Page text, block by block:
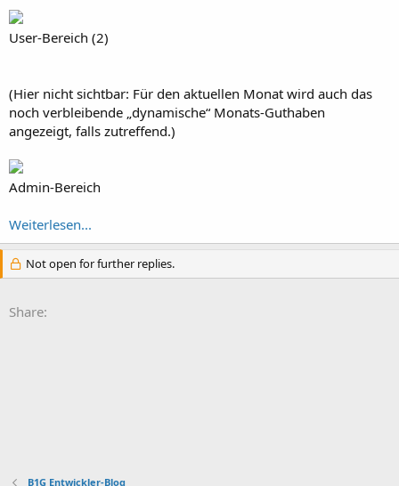
User-Bereich (2)
(Hier nicht sichtbar: Für den aktuellen Monat wird auch das
noch verbleibende „dynamische“ Monats-Guthaben
angezeigt, falls zutreffend.)
Admin-Bereich
Weiterlesen...
Not open for further replies.
Share:
B1G Entwickler-Blog